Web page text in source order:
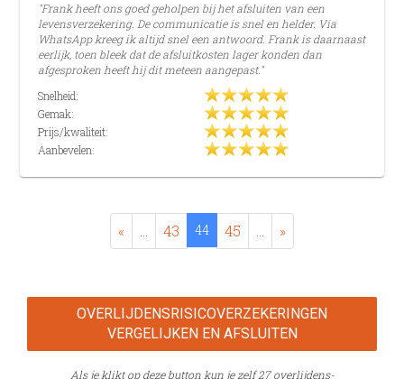
"Frank heeft ons goed geholpen bij het afsluiten van een
levensverzekering. De communicatie is snel en helder. Via
WhatsApp kreeg ik altijd snel een antwoord. Frank is daarnaast
eerlijk, toen bleek dat de afsluitkosten lager konden dan
afgesproken heeft hij dit meteen aangepast."
Snelheid:
Gemak:
Prijs/kwaliteit:
Aanbevelen:
« 43 44 45 »
OVERLIJDENS­RISICO­VERZEKERINGEN
VERGELIJKEN EN AFSLUITEN
Als je klikt op deze button kun je zelf 27 overlijdens­